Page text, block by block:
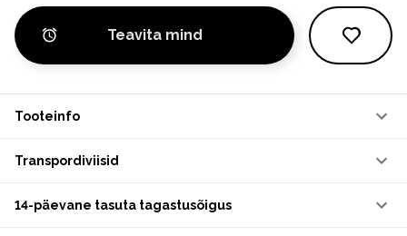
Teavita mind
Tooteinfo
Transpordiviisid
14-päevane tasuta tagastusõigus